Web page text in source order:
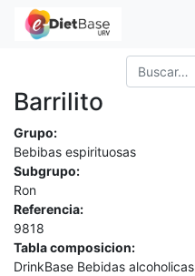
Barrilito
Grupo:
Bebibas espirituosas
Subgrupo:
Ron
Referencia:
9818
Tabla composicion:
DrinkBase Bebidas alcoholicas